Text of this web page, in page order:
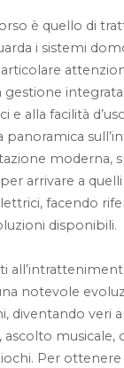
è quello di
i sistemi
gestione
e alla facilità
panoramica
moderna,
arrivare a
facendo
disponibili.
notevole
diventando veri
ascolto musicale,
Per